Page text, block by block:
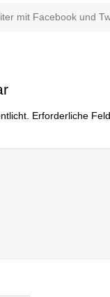
mit Facebook und
Erforderliche